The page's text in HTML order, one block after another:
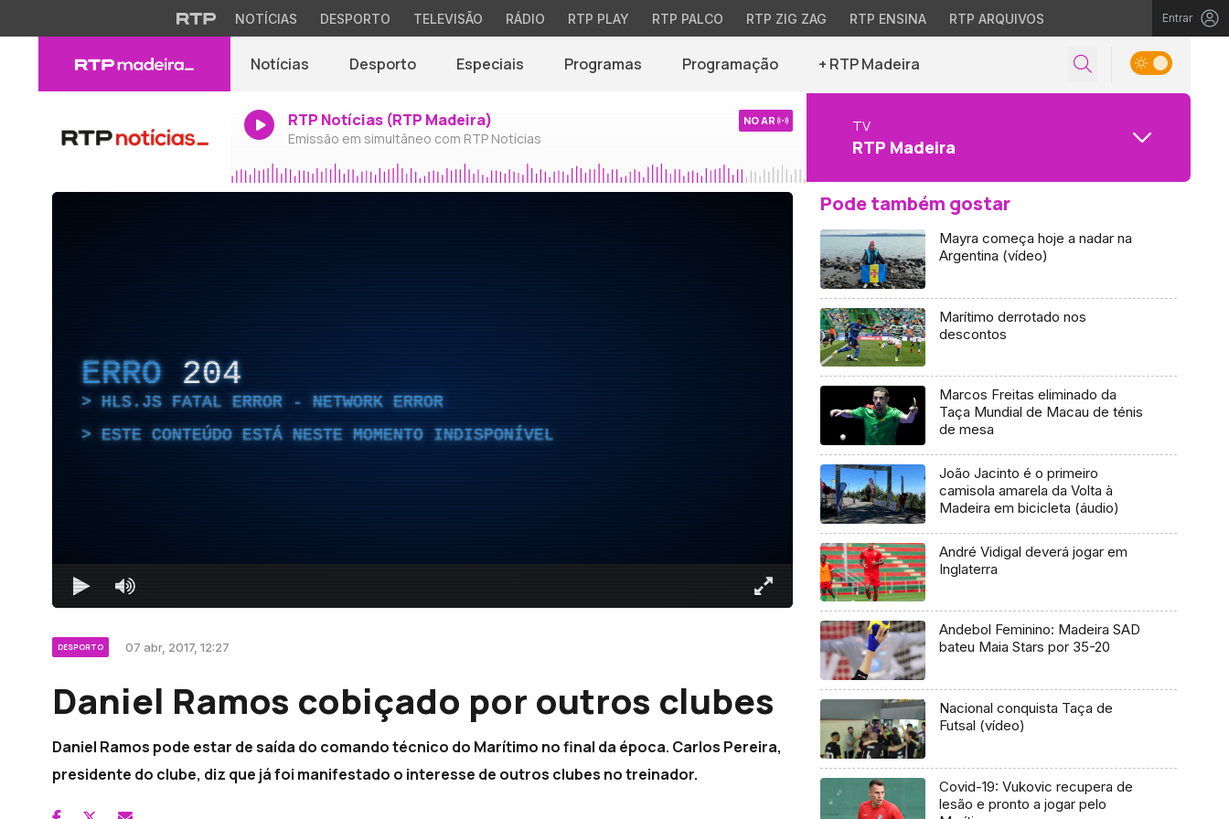
NOTÍCIAS DESPORTO TELEVISÃO RÁDIO RTP PLAY RTP PALCO RTP ZIG ZAG RTP ENSINA RTP ARQUIVOS Entrar
Notícias Desporto Especiais Programas Programação + RTP Madeira
RTP Notícias (RTP Madeira)
Emissão em simultâneo com RTP Notícias
NO AR TV
RTP Madeira
ERRO 204
HLS.JS FATAL ERROR - NETWORK ERROR
ESTE CONTEÚDO ESTÁ NESTE MOMENTO INDISPONÍVEL
DESPORTO 07 abr, 2017, 12:27
Daniel Ramos cobiçado por outros clubes
Daniel Ramos pode estar de saída do comando técnico do Marítimo no final da época. Carlos Pereira,
presidente do clube, diz que já foi manifestado o interesse de outros clubes no treinador.
Pode também gostar
Mayra começa hoje a nadar na
Argentina (vídeo)
Marítimo derrotado nos
descontos
Marcos Freitas eliminado da
Taça Mundial de Macau de ténis
de mesa
João Jacinto é o primeiro
camisola amarela da Volta à
Madeira em bicicleta (áudio)
André Vidigal deverá jogar em
Inglaterra
Andebol Feminino: Madeira SAD
bateu Maia Stars por 35-20
Nacional conquista Taça de
Futsal (vídeo)
Covid-19: Vukovic recupera de
lesão e pronto a jogar pelo